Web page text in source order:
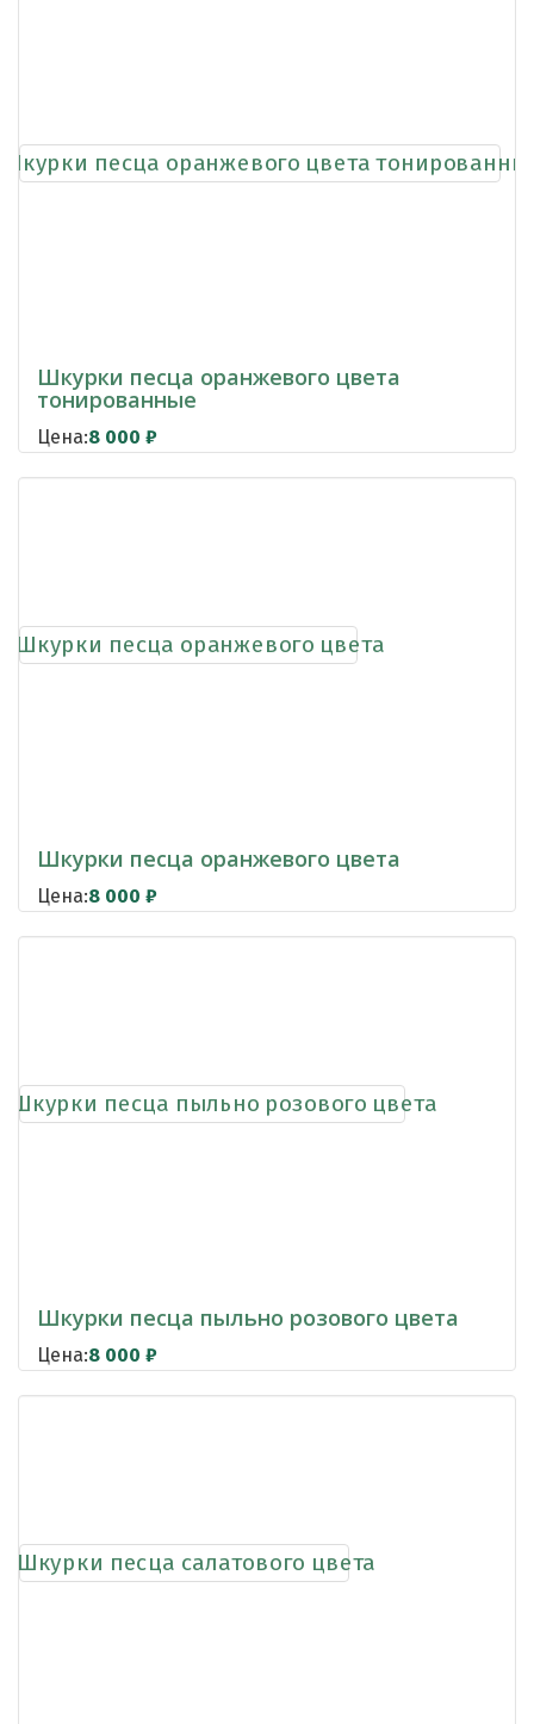
Шкурки песца оранжевого цвета
тонированные
Цена:8 000 ₽
Шкурки песца оранжевого цвета
Цена:8 000 ₽
Шкурки песца пыльно розового цвета
Цена:8 000 ₽